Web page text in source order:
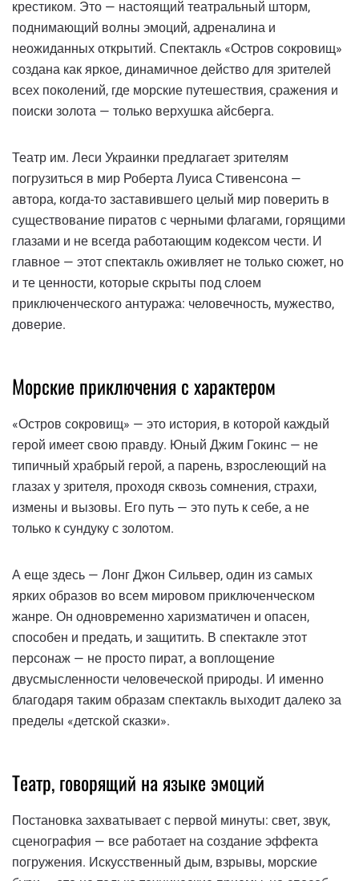
крестиком. Это — настоящий театральный шторм,
поднимающий волны эмоций, адреналина и
неожиданных открытий. Спектакль «Остров сокровищ»
создана как яркое, динамичное действо для зрителей
всех поколений, где морские путешествия, сражения и
поиски золота — только верхушка айсберга.
Театр им. Леси Украинки предлагает зрителям
погрузиться в мир Роберта Луиса Стивенсона —
автора, когда-то заставившего целый мир поверить в
существование пиратов с черными флагами, горящими
глазами и не всегда работающим кодексом чести. И
главное — этот спектакль оживляет не только сюжет, но
и те ценности, которые скрыты под слоем
приключенческого антуража: человечность, мужество,
доверие.
Морские приключения с характером
«Остров сокровищ» — это история, в которой каждый
герой имеет свою правду. Юный Джим Гокинс — не
типичный храбрый герой, а парень, взрослеющий на
глазах у зрителя, проходя сквозь сомнения, страхи,
измены и вызовы. Его путь — это путь к себе, а не
только к сундуку с золотом.
А еще здесь — Лонг Джон Сильвер, один из самых
ярких образов во всем мировом приключенческом
жанре. Он одновременно харизматичен и опасен,
способен и предать, и защитить. В спектакле этот
персонаж — не просто пират, а воплощение
двусмысленности человеческой природы. И именно
благодаря таким образам спектакль выходит далеко за
пределы «детской сказки».
Театр, говорящий на языке эмоций
Постановка захватывает с первой минуты: свет, звук,
сценография — все работает на создание эффекта
погружения. Искусственный дым, взрывы, морские